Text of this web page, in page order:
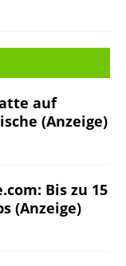
auf
(Anzeige)
Bis zu 15
(Anzeige)